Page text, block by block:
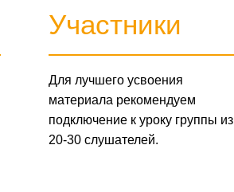
Участники
Для лучшего усвоения
материала рекомендуем
подключение к уроку группы из
20-30 слушателей.